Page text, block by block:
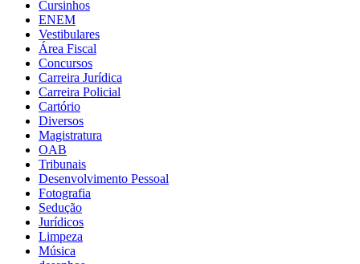
Cursinhos
ENEM
Vestibulares
Área Fiscal
Concursos
Carreira Jurídica
Carreira Policial
Cartório
Diversos
Magistratura
OAB
Tribunais
Desenvolvimento Pessoal
Fotografia
Sedução
Jurídicos
Limpeza
Música